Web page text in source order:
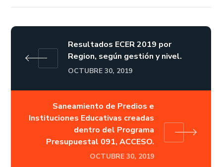
Resultados ECER 2019 por
Region, según gestión y nivel.
OCTUBRE 30, 2019
Saneamiento de Predios e
Instituciones Educativas creadas
dentro del Programa
Presupuestal 091, ACCESO.
OCTUBRE 30, 2019